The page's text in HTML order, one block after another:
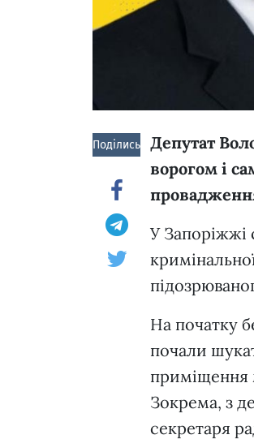
Поділись!
Депутат
ворогом і
У Запоріжжі
На початку
почали
приміщення
Зокрема, з
секретаря